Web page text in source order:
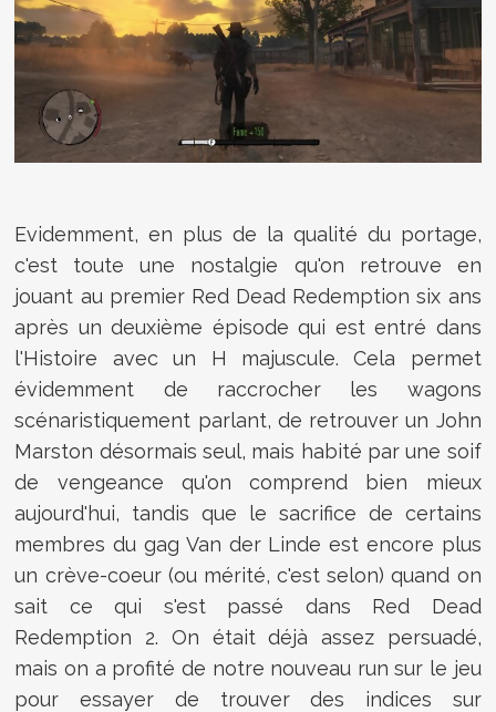
Evidemment, en plus de la qualité du portage,
c'est toute une nostalgie qu'on retrouve en
jouant au premier Red Dead Redemption six ans
après un deuxième épisode qui est entré dans
l'Histoire avec un H majuscule. Cela permet
évidemment de raccrocher les wagons
scénaristiquement parlant, de retrouver un John
Marston désormais seul, mais habité par une soif
de vengeance qu'on comprend bien mieux
aujourd'hui, tandis que le sacrifice de certains
membres du gag Van der Linde est encore plus
un crève-coeur (ou mérité, c'est selon) quand on
sait ce qui s'est passé dans Red Dead
Redemption 2. On était déjà assez persuadé,
mais on a profité de notre nouveau run sur le jeu
pour essayer de trouver des indices sur